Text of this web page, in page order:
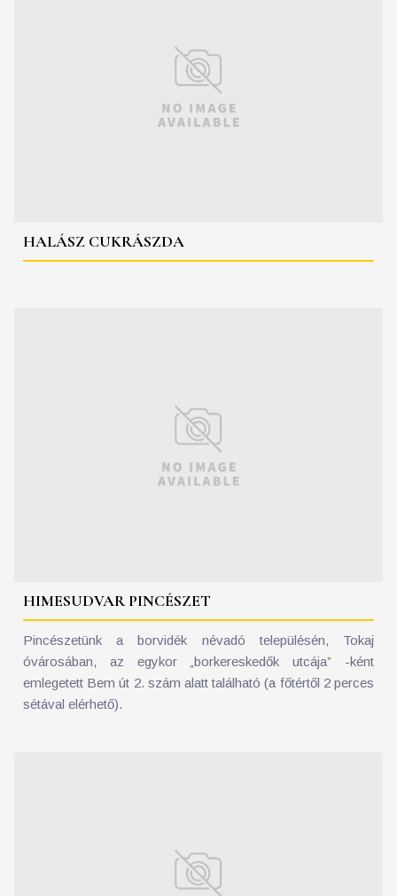
HALÁSZ CUKRÁSZDA
HIMESUDVAR PINCÉSZET
Pincészetünk a borvidék névadó településén, Tokaj
óvárosában, az egykor „borkereskedők utcája” -ként
emlegetett Bem út 2. szám alatt található (a főtértől 2 perces
sétával elérhető).